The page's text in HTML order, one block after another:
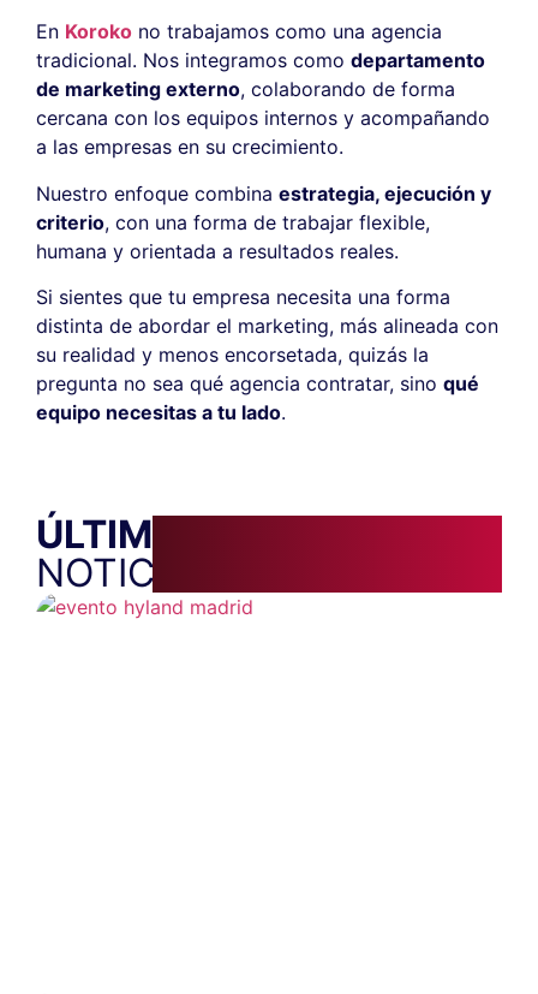
En Koroko no trabajamos como una agencia
tradicional. Nos integramos como departamento
de marketing externo, colaborando de forma
cercana con los equipos internos y acompañando
a las empresas en su crecimiento.
Nuestro enfoque combina estrategia, ejecución y
criterio, con una forma de trabajar flexible,
humana y orientada a resultados reales.
Si sientes que tu empresa necesita una forma
distinta de abordar el marketing, más alineada con
su realidad y menos encorsetada, quizás la
pregunta no sea qué agencia contratar, sino qué
equipo necesitas a tu lado.
ÚLTIMAS
NOTICIAS